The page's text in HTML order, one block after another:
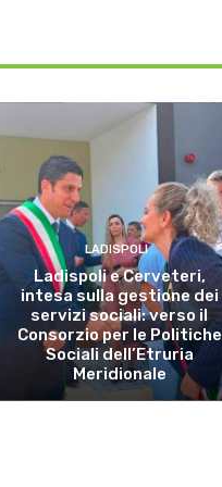
LADISPOLI
Ladispoli e Cerveteri,
intesa sulla gestione dei
servizi sociali: verso il
Consorzio per le Politiche
Sociali dell’Etruria
Meridionale